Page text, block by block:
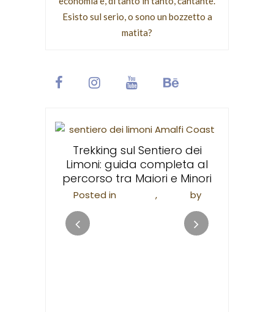
Esisto sul serio, o sono un bozzetto a
matita?
Trekking sul Sentiero dei
Limoni: guida completa al
percorso tra Maiori e Minori
Posted in ,
by
Valentina Scannapieco